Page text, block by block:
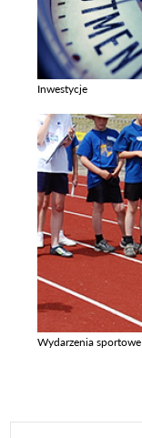
Inwestycje
Wydarzenia sportowe